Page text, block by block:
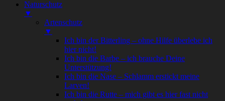
Naturschutz
▼
Artenschutz
▼
Ich bin der Bitterling – ohne Hilfe überlebe ich
hier nicht!
Ich bin die Barbe – ich brauche Deine
Unterstützung!
Ich bin die Nase – Schlamm erstickt meine
Larven!
Ich bin die Rutte – mich gibt es hier fast nicht